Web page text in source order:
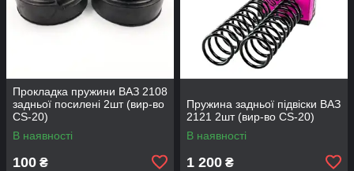
Прокладка пружини ВАЗ 2108
задньої посилені 2шт (вир-во
CS-20)
В наявності
100 ₴
Пружина задньої підвіски ВАЗ
2121 2шт (вир-во CS-20)
В наявності
1 200 ₴